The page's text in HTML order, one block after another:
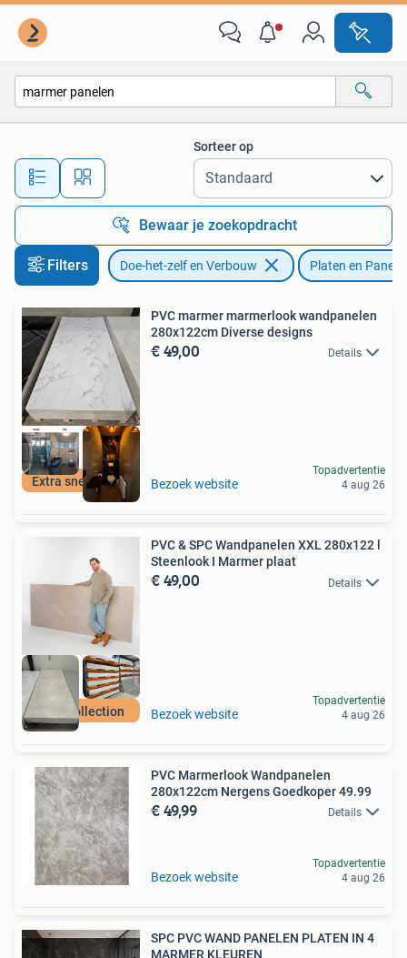
Alle afstanden…
Sorteer op
Bewaar je zoekopdracht
Filters Doe-het-zelf en Verbouw Platen en
Extra snel in huis
PVC marmer marmerlook wandpanelen
280x122cm Diverse designs
€ 49,00 Details
Bezoek website
Topadvertentie
4 aug 26
New Collection
PVC & SPC Wandpanelen XXL 280x122 l
Steenlook I Marmer plaat
€ 49,00 Details
Bezoek website
Topadvertentie
4 aug 26
PVC Marmerlook Wandpanelen
280x122cm Nergens Goedkoper 49.99
€ 49,99 Details
Bezoek website
Topadvertentie
4 aug 26
SPC PVC WAND PANELEN PLATEN IN 4
MARMER KLEUREN